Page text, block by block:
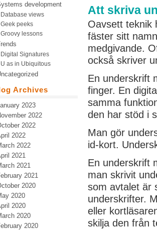
Att skriva
Oavsett teknik
fäster sitt
medgivande.
också skriver
En underskrift
finger. En
samma
den har stöd i
Man gör
id-kort.
En underskrift
man skrivit
som avtalet är
underskrifter.
eller
skilja den från
development
Database views
Geek peeks
Groovy lessons
Digital Signatures
U as in Ubiquitous
Archives
2023
2022
2022
2022
2022
2021
2021
2021
2020
2020
2020
2020
2020